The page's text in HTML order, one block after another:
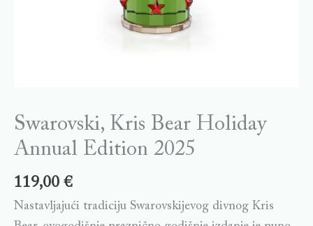
Swarovski, Kris Bear Holiday
Annual Edition 2025
119,00 €
Nastavljajući tradiciju Swarovskijevog divnog Kris